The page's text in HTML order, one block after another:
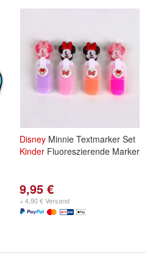
Disney Minnie Textmarker Set
Kinder Fluoreszierende Marker
9,95 €
+ 4,90 € Versand